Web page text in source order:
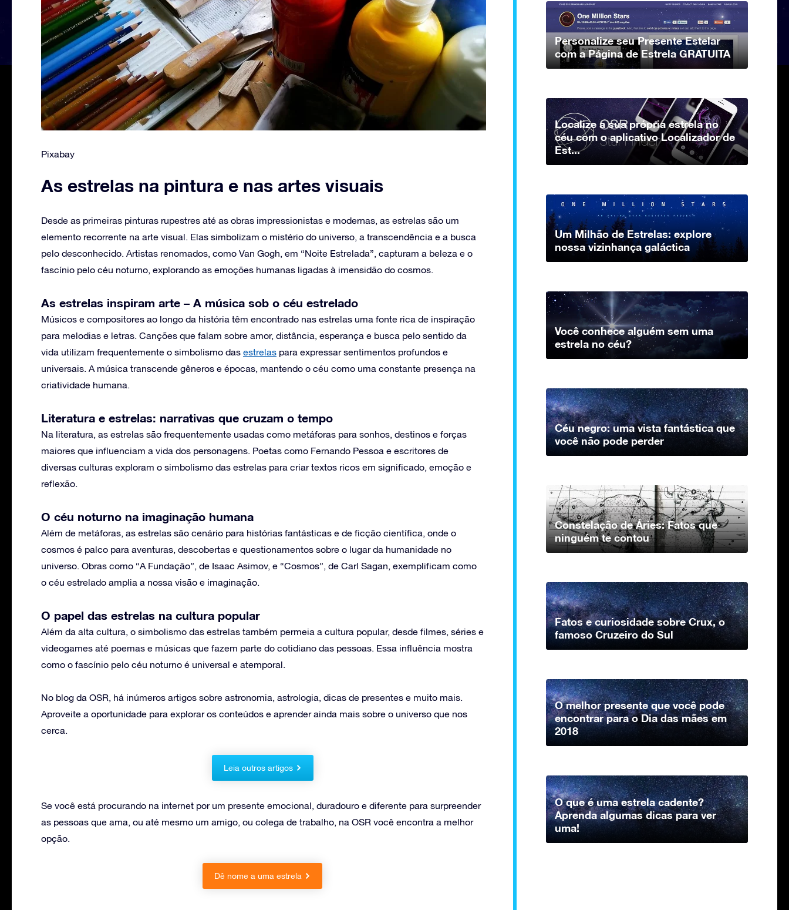
Pixabay
As estrelas na pintura e nas artes visuais
Desde as primeiras pinturas rupestres até as obras impressionistas e modernas, as estrelas são um
elemento recorrente na arte visual. Elas simbolizam o mistério do universo, a transcendência e a busca
pelo desconhecido. Artistas renomados, como Van Gogh, em “Noite Estrelada”, capturam a beleza e o
fascínio pelo céu noturno, explorando as emoções humanas ligadas à imensidão do cosmos.
As estrelas inspiram arte – A música sob o céu estrelado
Músicos e compositores ao longo da história têm encontrado nas estrelas uma fonte rica de inspiração
para melodias e letras. Canções que falam sobre amor, distância, esperança e busca pelo sentido da
vida utilizam frequentemente o simbolismo das estrelas para expressar sentimentos profundos e
universais. A música transcende gêneros e épocas, mantendo o céu como uma constante presença na
criatividade humana.
Literatura e estrelas: narrativas que cruzam o tempo
Na literatura, as estrelas são frequentemente usadas como metáforas para sonhos, destinos e forças
maiores que influenciam a vida dos personagens. Poetas como Fernando Pessoa e escritores de
diversas culturas exploram o simbolismo das estrelas para criar textos ricos em significado, emoção e
reflexão.
O céu noturno na imaginação humana
Além de metáforas, as estrelas são cenário para histórias fantásticas e de ficção científica, onde o
cosmos é palco para aventuras, descobertas e questionamentos sobre o lugar da humanidade no
universo. Obras como “A Fundação”, de Isaac Asimov, e “Cosmos”, de Carl Sagan, exemplificam como
o céu estrelado amplia a nossa visão e imaginação.
O papel das estrelas na cultura popular
Além da alta cultura, o simbolismo das estrelas também permeia a cultura popular, desde filmes, séries e
videogames até poemas e músicas que fazem parte do cotidiano das pessoas. Essa influência mostra
como o fascínio pelo céu noturno é universal e atemporal.
No blog da OSR, há inúmeros artigos sobre astronomia, astrologia, dicas de presentes e muito mais.
Aproveite a oportunidade para explorar os conteúdos e aprender ainda mais sobre o universo que nos
cerca.
Leia outros artigos
Se você está procurando na internet por um presente emocional, duradouro e diferente para surpreender
as pessoas que ama, ou até mesmo um amigo, ou colega de trabalho, na OSR você encontra a melhor
opção.
Dê nome a uma estrela
Personalize seu Presente Estelar
com a Página de Estrela GRATUITA
Localize a sua própria estrela no
céu com o aplicativo Localizador de
Est...
Um Milhão de Estrelas: explore
nossa vizinhança galáctica
Você conhece alguém sem uma
estrela no céu?
Céu negro: uma vista fantástica que
você não pode perder
Constelação de Áries: Fatos que
ninguém te contou
Fatos e curiosidade sobre Crux, o
famoso Cruzeiro do Sul
O melhor presente que você pode
encontrar para o Dia das mães em
2018
O que é uma estrela cadente?
Aprenda algumas dicas para ver
uma!